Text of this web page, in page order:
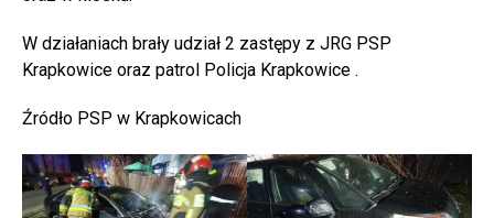
W działaniach brały udział 2 zastępy z JRG PSP
Krapkowice oraz patrol Policja Krapkowice .
Źródło PSP w Krapkowicach